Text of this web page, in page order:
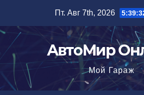
содержимому
Пт. Авг 7th, 2026
АвтоМир
Мой Гараж